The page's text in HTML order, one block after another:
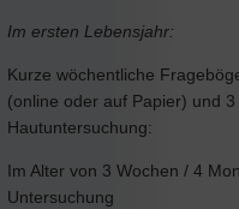
Im ersten Lebensjahr:
Kurze wöchentliche
(online oder auf Papier) und
Hautuntersuchung:
Im Alter von 3 Wochen / 4
Untersuchung